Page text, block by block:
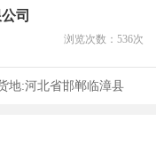
司
浏览次数： 536次
地:河北省邯郸临漳县